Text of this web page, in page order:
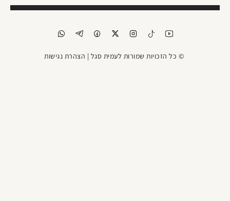
© כל הזכויות שמורות לעמית סגל | הצהרת נגישות